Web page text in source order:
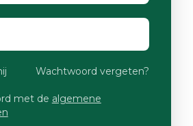
Wachtwoord vergeten?
met de algemene